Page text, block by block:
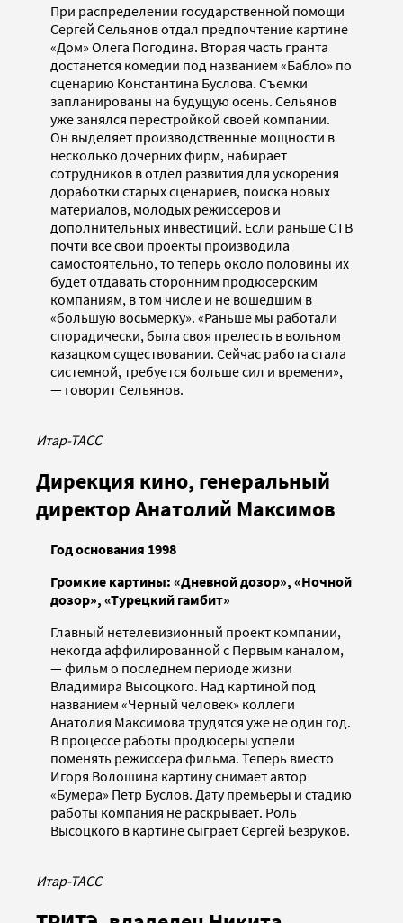
При распределении государственной помощи
Сергей Сельянов отдал предпочтение картине
«Дом» Олега Погодина. Вторая часть гранта
достанется комедии под названием «Бабло» по
сценарию Константина Буслова. Съемки
запланированы на будущую осень. Сельянов
уже занялся перестройкой своей компании.
Он выделяет производственные мощности в
несколько дочерних фирм, набирает
сотрудников в отдел развития для ускорения
доработки старых сценариев, поиска новых
материалов, молодых режиссеров и
дополнительных инвестиций. Если раньше СТВ
почти все свои проекты производила
самостоятельно, то теперь около половины их
будет отдавать сторонним продюсерским
компаниям, в том числе и не вошедшим в
«большую восьмерку». «Раньше мы работали
спорадически, была своя прелесть в вольном
казацком существовании. Сейчас работа стала
системной, требуется больше сил и времени»,
— говорит Сельянов.
Итар-ТАСС
Дирекция кино, генеральный
директор Анатолий Максимов
Год основания 1998
Громкие картины: «Дневной дозор», «Ночной
дозор», «Турецкий гамбит»
Главный нетелевизионный проект компании,
некогда аффилированной с Первым каналом,
— фильм о последнем периоде жизни
Владимира Высоцкого. Над картиной под
названием «Черный человек» коллеги
Анатолия Максимова трудятся уже не один год.
В процессе работы продюсеры успели
поменять режиссера фильма. Теперь вместо
Игоря Волошина картину снимает автор
«Бумера» Петр Буслов. Дату премьеры и стадию
работы компания не раскрывает. Роль
Высоцкого в картине сыграет Сергей Безруков.
Итар-ТАСС